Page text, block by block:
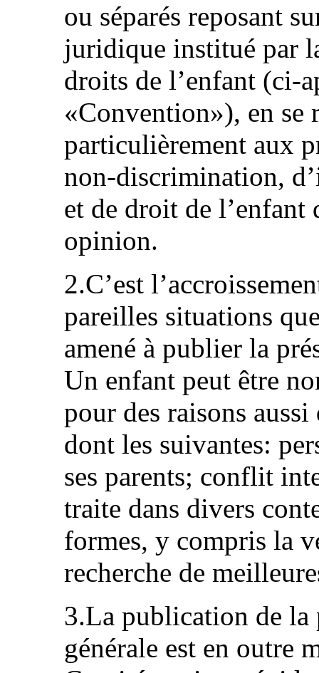
ou séparés reposant
juridique institué par
droits de l’enfant
«Convention»), en se
particulièrement aux
non‑discrimination,
et de droit de l’enfant
opinion.
2.C’est
pareilles situations
amené à publier la
Un enfant peut être
pour des raisons
dont les suivantes:
ses parents; conflit
traite dans divers
formes, y compris la
recherche de
3.La publication de la
générale est en outre